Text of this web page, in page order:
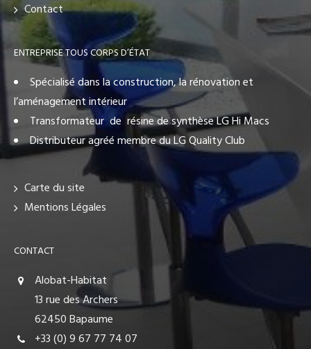
Contact
ENTREPRISE TOUS CORPS D’ÉTAT
Spécialisé dans la construction, la rénovation et
l’aménagement intérieur
Transformateur de résine de synthèse LG Hi Macs
Distributeur agréé membre du LG Quality Club
Carte du site
Mentions Légales
CONTACT
Alobat-Habitat
13 rue des Archers
62450 Bapaume
+33 (0) 9 67 77 74 07